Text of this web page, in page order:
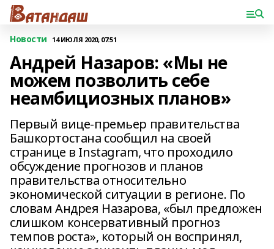
Новости 14 ИЮЛЯ 2020, 07:51
Андрей Назаров: «Мы не
можем позволить себе
неамбициозных планов»
Первый вице-премьер правительства
Башкортостана сообщил на своей
странице в Instagram, что проходило
обсуждение прогнозов и планов
правительства относительно
экономической ситуации в регионе. По
словам Андрея Назарова, «был предложен
слишком консервативный прогноз
темпов роста», который он воспринял,